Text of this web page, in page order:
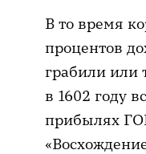
В то время
процентов
грабили или
в 1602 году
прибылях